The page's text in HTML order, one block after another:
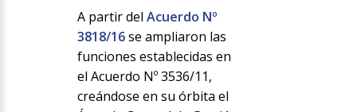
A partir del Acuerdo Nº
3818/16se ampliaron las
funciones establecidas en
el Acuerdo Nº 3536/11,
creándose en su órbita el